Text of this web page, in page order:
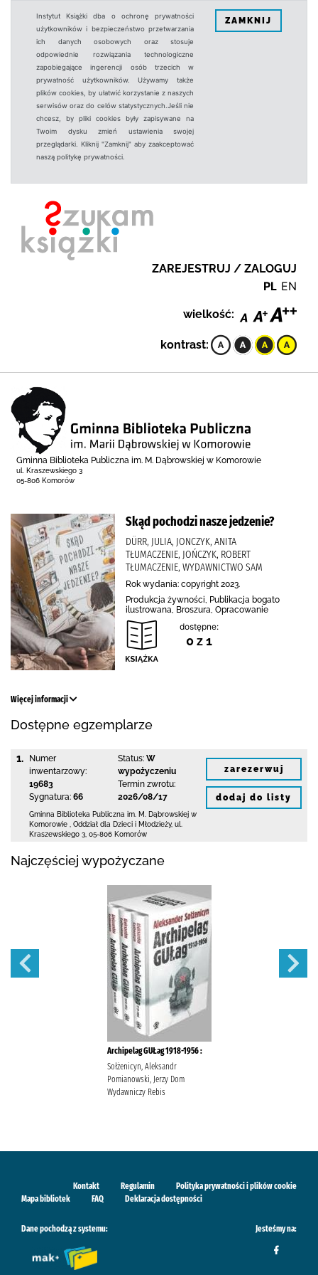
Instytut Książki dba o ochronę prywatności
użytkowników i bezpieczeństwo przetwarzania
ich danych osobowych oraz stosuje
odpowiednie rozwiązania technologiczne
zapobiegające ingerencji osób trzecich w
prywatność użytkowników. Używamy także
plików cookies, by ułatwić korzystanie z naszych
serwisów oraz do celów statystycznych.Jeśli nie
chcesz, by pliki cookies były zapisywane na
Twoim dysku zmień ustawienia swojej
przeglądarki. Kliknij "Zamknij" aby zaakceptować
naszą politykę prywatności.
ZAMKNIJ
ZAREJESTRUJ / ZALOGUJ
PL EN
wielkość:
kontrast:
Gminna Biblioteka Publiczna im. M. Dąbrowskiej w Komorowie
ul. Kraszewskiego 3
05-806 Komorów
Skąd pochodzi nasze jedzenie?
DÜRR, JULIA, JONCZYK, ANITA
TŁUMACZENIE, JOŃCZYK, ROBERT
TŁUMACZENIE, WYDAWNICTWO SAM
Rok wydania: copyright 2023.
Produkcja żywności, Publikacja bogato
ilustrowana, Broszura, Opracowanie
dostępne:
0 z 1
Więcej informacji
Dostępne egzemplarze
1.
Numer
inwentarzowy:
19683
Sygnatura: 66
Status: W
wypożyczeniu
Termin zwrotu:
2026/08/17
Gminna Biblioteka Publiczna im. M. Dąbrowskiej w
Komorowie
Oddział dla Dzieci i Młodzieży, ul.
Kraszewskiego 3 05-806 Komorów
zarezerwuj
dodaj do listy
Najczęściej wypożyczane
Archipelag GUŁag 1918-1956 :
Sołżenicyn, Aleksandr
Pomianowski, Jerzy Dom
Wydawniczy Rebis
Kontakt Regulamin
Polityka prywatności i plików cookie
Mapa bibliotek
FAQ Deklaracja dostępności
Dane pochodzą z systemu: Jesteśmy na: